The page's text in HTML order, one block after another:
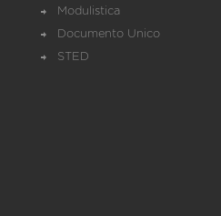
Modulistica
Documento Unico
STED